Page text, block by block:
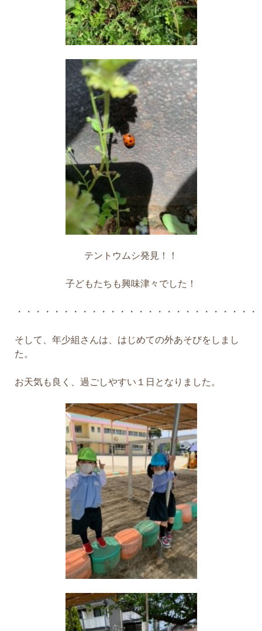
テントウムシ発見！！
子どもたちも興味津々でした！
・・・・・・・・・・・・・・・・・・・・・・・・・
そして、年少組さんは、はじめての外あそびをしまし
た。
お天気も良く、過ごしやすい１日となりました。